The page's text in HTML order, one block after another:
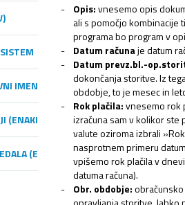
IMENIK – VPI
(ENAKI MED PROGRAMI)
(E-RAČUNI)
Opis:vnesemo opis
ali s pomočjo kombinacije
programa bo program v
Datum računaje datum
Datum prevz.bl.-
dokončanja storitve. Iz
obdobje, to je mesec in
Rok plačila:vnesemo rok
izračuna sam v kolikor
valute oziroma izbrali
nasprotnem primeru
vpišemo rok plačila v
datuma računa).
Obr. obdobje: